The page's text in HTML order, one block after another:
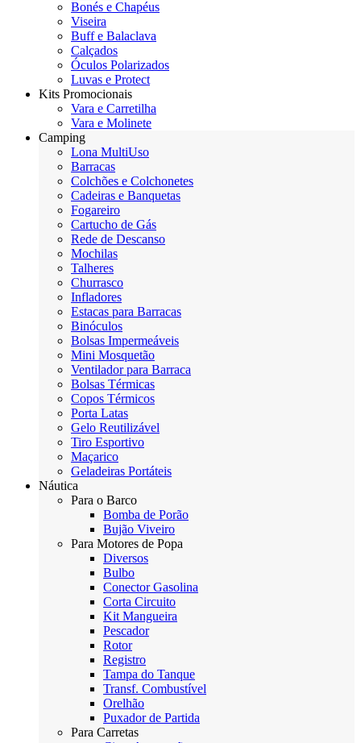
Bonés e Chapéus
Viseira
Buff e Balaclava
Calçados
Óculos Polarizados
Luvas e Protect
Kits Promocionais
Vara e Carretilha
Vara e Molinete
Camping
Lona MultiUso
Barracas
Colchões e Colchonetes
Cadeiras e Banquetas
Fogareiro
Cartucho de Gás
Rede de Descanso
Mochilas
Talheres
Churrasco
Infladores
Estacas para Barracas
Binóculos
Bolsas Impermeáveis
Mini Mosquetão
Ventilador para Barraca
Bolsas Térmicas
Copos Térmicos
Porta Latas
Gelo Reutilizável
Tiro Esportivo
Maçarico
Geladeiras Portáteis
Náutica
Para o Barco
Bomba de Porão
Bujão Viveiro
Para Motores de Popa
Diversos
Bulbo
Conector Gasolina
Corta Circuito
Kit Mangueira
Pescador
Rotor
Registro
Tampa do Tanque
Transf. Combustível
Orelhão
Puxador de Partida
Para Carretas